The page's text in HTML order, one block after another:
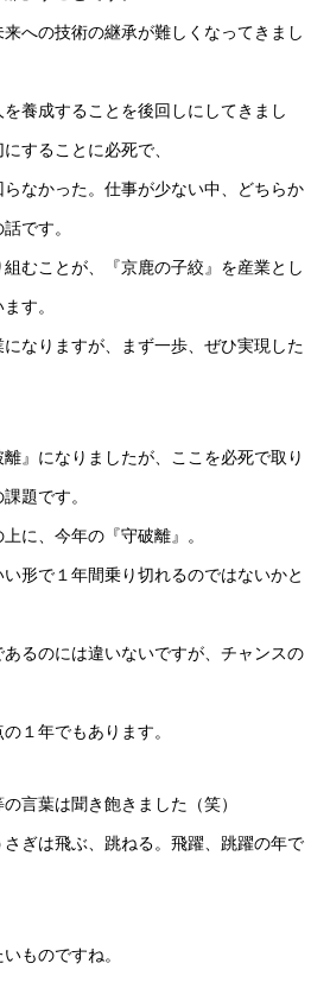
への技術の継承が難しくなってきまし
養成することを後回しにしてきまし
することに必死で、
なかった。仕事が少ない中、どちらか
です。
むことが、『京鹿の子絞』を産業とし
す。
なりますが、まず一歩、ぜひ実現した
』になりましたが、ここを必死で取り
題です。
に、今年の『守破離』。
形で１年間乗り切れるのではないかと
るのには違いないですが、チャンスの
１年でもあります。
言葉は聞き飽きました（笑）
ぎは飛ぶ、跳ねる。飛躍、跳躍の年で
ものですね。